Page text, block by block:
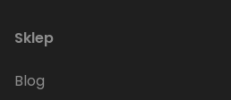
Sklep
Blog